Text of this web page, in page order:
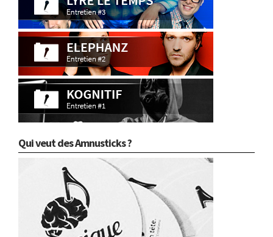
Qui veut des Amnusticks ?